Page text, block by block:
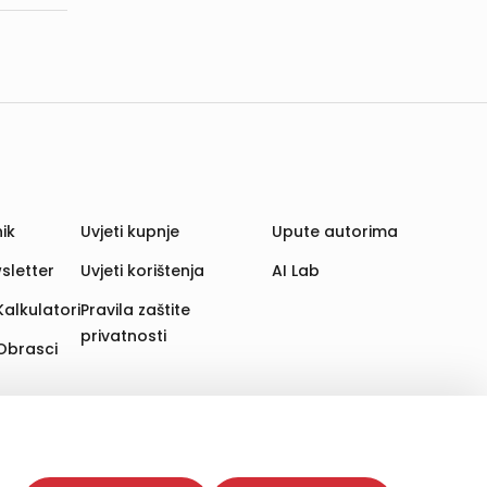
Time poboljšavamo korisničko iskustvo,
web stranica i uređaja u tu svrhu. Naši partneri
Uvjeti kupnje
Uvjeti korištenja
Pravila zaštite
privatnosti
Upute autorima
AI Lab